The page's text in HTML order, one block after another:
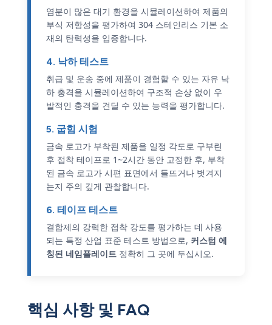
염분이 많은 대기 환경을 시뮬레이션하여 제품의
부식 저항성을 평가하여 304 스테인리스 기본 소
재의 탄력성을 입증합니다.
4. 낙하 테스트
취급 및 운송 중에 제품이 경험할 수 있는 자유 낙
하 충격을 시뮬레이션하여 구조적 손상 없이 우
발적인 충격을 견딜 수 있는 능력을 평가합니다.
5. 굽힘 시험
금속 로고가 부착된 제품을 일정 각도로 구부린
후 접착 테이프로 1~2시간 동안 고정한 후, 부착
된 금속 로고가 시편 표면에서 들뜨거나 벗겨지
는지 주의 깊게 관찰합니다.
6. 테이프 테스트
결합제의 강력한 접착 강도를 평가하는 데 사용
되는 특정 산업 표준 테스트 방법으로, 커스텀 에
칭된 네임플레이트 정확히 그 곳에 두십시오.
핵심 사항 및 FAQ